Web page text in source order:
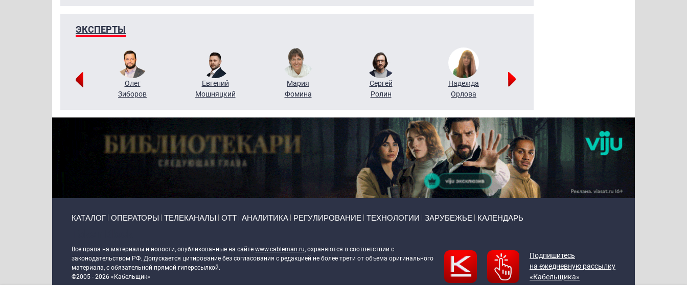
ЭКСПЕРТЫ
Олег
Зиборов
Евгений
Мошняцкий
Мария
Фомина
Сергей
Ролин
Надежда
Орлова
КАТАЛОГ ОПЕРАТОРЫ ТЕЛЕКАНАЛЫ ОТТ АНАЛИТИКА РЕГУЛИРОВАНИЕ ТЕХНОЛОГИИ ЗАРУБЕЖЬЕ КАЛЕНДАРЬ
Все права на материалы и новости, опубликованные на сайте www.cableman.ru, охраняются в соответствии с
законодательством РФ. Допускается цитирование без согласования с редакцией не более трети от объема оригинального
материала, с обязательной прямой гиперссылкой.
©2005 - 2026 «Кабельщик»
Подпишитесь
на ежедневную рассылку
«Кабельщика»